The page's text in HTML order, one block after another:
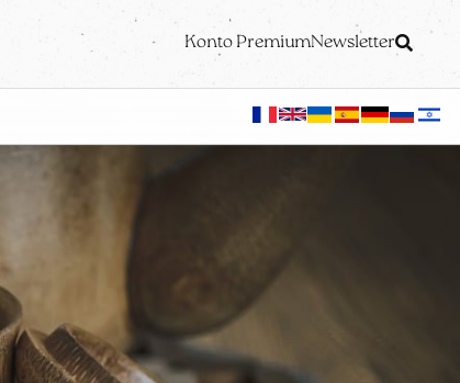
Konto PremiumNewsletter